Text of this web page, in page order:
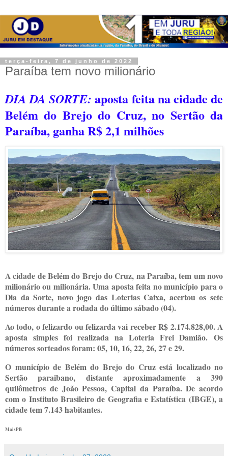
terça-feira, 7 de junho de 2022
Paraíba tem novo milionário
DIA DA SORTE:aposta feita na cidade de
Belém do Brejo do Cruz, no Sertão da
Paraíba, ganha R$ 2,1 milhões
A cidade de Belém do Brejo do Cruz, na Paraíba, tem um novo
milionário ou milionária. Uma aposta feita no município para o
Dia da Sorte, novo jogo das Loterias Caixa, acertou os sete
números durante a rodada do último sábado (04).
Ao todo, o felizardo ou felizarda vai receber R$ 2.174.828,00. A
aposta simples foi realizada na Loteria Frei Damião. Os
números sorteados foram: 05, 10, 16, 22, 26, 27 e 29.
O município de Belém do Brejo do Cruz está localizado no
Sertão paraibano, distante aproximadamente a 390
quilômetros de João Pessoa, Capital da Paraíba. De acordo
com o Instituto Brasileiro de Geografia e Estatística (IBGE), a
cidade tem 7.143 habitantes.
MaisPB